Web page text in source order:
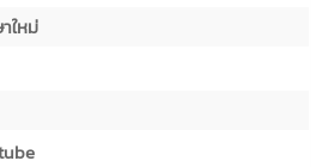
ใหม่